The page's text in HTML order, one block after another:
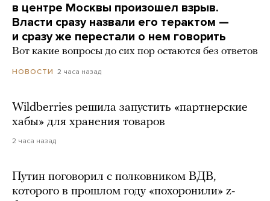
в центре Москвы произошел взрыв.
Власти сразу назвали его терактом —
и сразу же перестали о нем говорить
Вот какие вопросы до сих пор остаются без ответов
НОВОСТИ 2 часа назад
Wildberries решила запустить «партнерские
хабы» для хранения товаров
2 часа назад
Путин поговорил с полковником ВДВ,
которого в прошлом году «похоронили» z-